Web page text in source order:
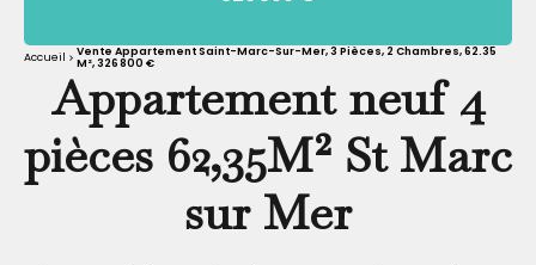
Accueil
Vente Appartement Saint-Marc-Sur-Mer, 3 Pièces, 2 Chambres, 62.35
M², 326 800 €
Appartement neuf 4
pièces 62,35M² St Marc
sur Mer